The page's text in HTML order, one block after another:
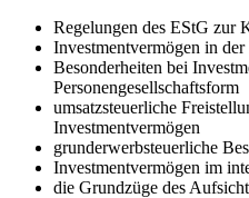
Regelungen des EStG zur
Investmentvermögen in
Besonderheiten bei
Personengesellschaftsform
umsatzsteuerliche
Investmentvermögen
grunderwerbsteuerliche
Investmentvermögen im
die Grundzüge des